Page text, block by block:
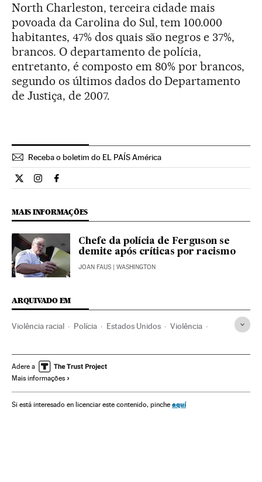
North Charleston, terceira cidade mais
povoada da Carolina do Sul, tem 100.000
habitantes, 47% dos quais são negros e 37%,
brancos. O departamento de polícia,
entretanto, é composto em 80% por brancos,
segundo os últimos dados do Departamento
de Justiça, de 2007.
Receba o boletim do EL PAÍS América
Internacional El País Brasil en Twitter
Internacional El País Brasil en Instagram
Internacional El País Brasil en Facebook
MAIS INFORMAÇÕES
Chefe da polícia de Ferguson se
demite após críticas por racismo
JOAN FAUS | WASHINGTON
ARQUIVADO EM
Violência racial Polícia Estados Unidos Violência
América do Norte Delitos ódio
Acontecimentos
Justiça Problemas sociais Sociedade
Adere a
Mais informações
Si está interesado en licenciar este contenido, pinche aquí